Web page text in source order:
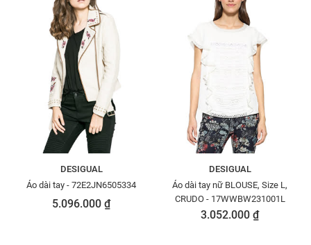
DESIGUAL
Áo dài tay - 72E2JN6505334
5.096.000 ₫
DESIGUAL
Áo dài tay nữ BLOUSE, Size L,
CRUDO - 17WWBW231001L
3.052.000 ₫